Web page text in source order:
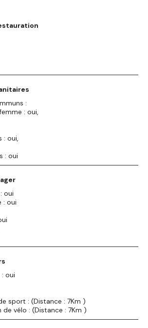
:
: oui,
: oui,
: oui
oui
: oui
oui
sport : (Distance : 7Km )
vélo : (Distance : 7Km )